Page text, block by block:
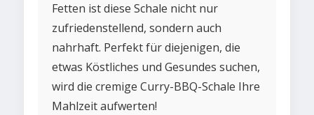
Fetten ist diese Schale nicht nur
zufriedenstellend, sondern auch
nahrhaft. Perfekt für diejenigen, die
etwas Köstliches und Gesundes suchen,
wird die cremige Curry-BBQ-Schale Ihre
Mahlzeit aufwerten!